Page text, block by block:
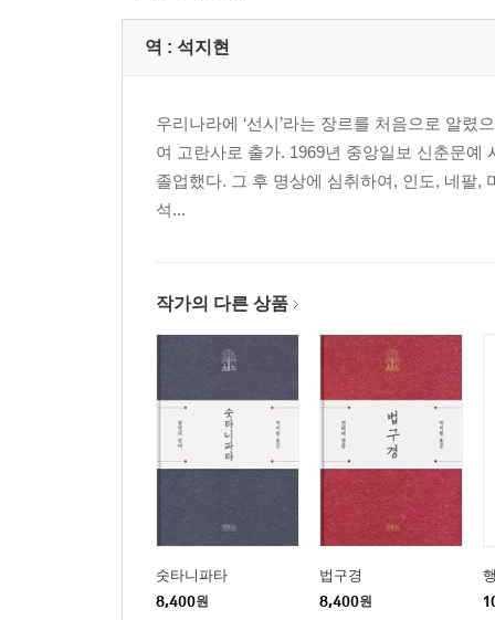
역 : 석지현
우리나라에 ‘선시’라는 장르를 처음으로 알
여 고란사로 출가. 1969년 중앙일보 신춘문
졸업했다. 그 후 명상에 심취하여, 인도, 네팔,
석...
작가의 다른 상품
숫타니파타
8,400원
법구경
8,400원